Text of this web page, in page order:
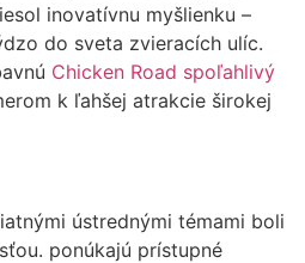
inovatívnu myšlienku –
do sveta zvieracích ulíc.
Chicken Road spoľahlivý
k ľahšej atrakcie širokej
ústrednými témami boli
ponúkajú prístupné